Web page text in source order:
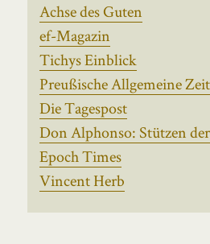
Achse des Guten
ef-Magazin
Tichys Einblick
Preußische Allgemeine
Die Tagespost
Don Alphonso: Stützen
Epoch Times
Vincent Herb